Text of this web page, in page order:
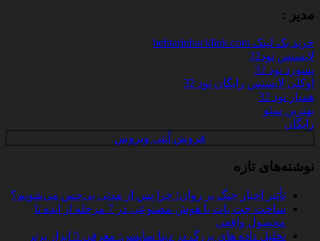
مدیر :
خرید بک لینک behtarinbacklink.com
لایسنس نود32
پسورد نود 32
اوکلی لایسنس رایگان نود 32
همیار نود 32
بهترین سئو
رایگان
فروش آنتی ویروس
نوشته‌های تازه
تأثیر اخبار جنگ بر روان؛ چرا پس از مدتی بی‌حس می‌شویم؟
ساخت چت‌ بات با هوش مصنوعی در 7 مرحله از ایده تا
محصول واقعی
تحلیل داده‌ های بزرگ در دیتا ساینس: معرفی 5 ابزار برتر